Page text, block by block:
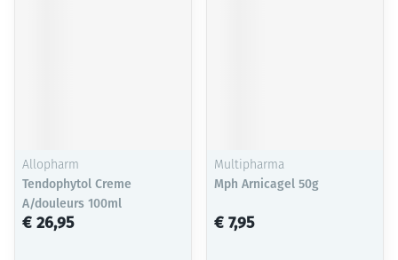
Allopharm
Tendophytol Creme
A/douleurs 100ml
€ 26,95
Multipharma
Mph Arnicagel 50g
€ 7,95